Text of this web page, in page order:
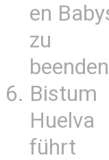
en
zu
Bistum
Huelva
führt